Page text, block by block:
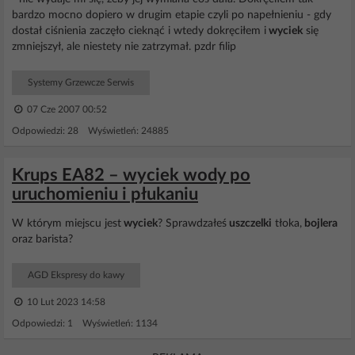
bardzo mocno dopiero w drugim etapie czyli po napełnieniu - gdy
dostał ciśnienia zaczęło cieknąć i wtedy dokręciłem i wyciek się
zmniejszył, ale niestety nie zatrzymał. pzdr filip
Systemy Grzewcze Serwis
07 Cze 2007 00:52
Odpowiedzi: 28 Wyświetleń: 24885
Krups EA82 – wyciek wody po
uruchomieniu i płukaniu
W którym miejscu jest wyciek? Sprawdzałeś uszczelki tłoka, bojlera
oraz barista?
AGD Ekspresy do kawy
10 Lut 2023 14:58
Odpowiedzi: 1 Wyświetleń: 1134